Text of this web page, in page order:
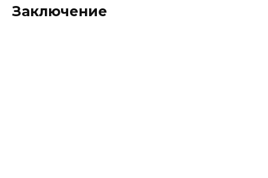
Заключение